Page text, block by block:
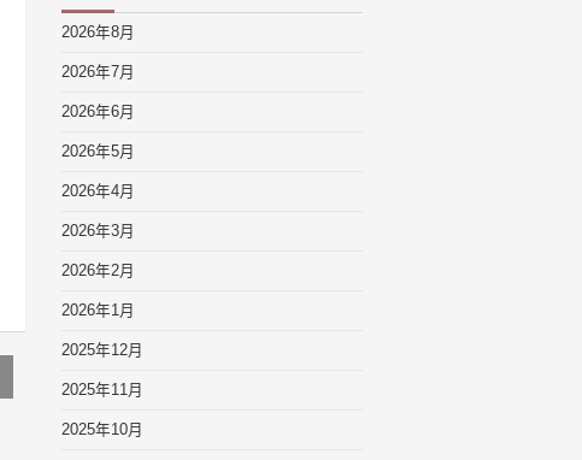
2026年8月
2026年7月
2026年6月
2026年5月
2026年4月
2026年3月
2026年2月
2026年1月
2025年12月
2025年11月
2025年10月